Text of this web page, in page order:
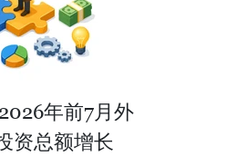
2026年前7月外
资总额增长